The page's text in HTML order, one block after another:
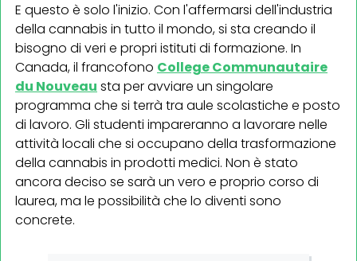
E questo è solo l'inizio. Con l'affermarsi dell'industria
della cannabis in tutto il mondo, si sta creando il
bisogno di veri e propri istituti di formazione. In
Canada, il francofono College Communautaire
du Nouveau sta per avviare un singolare
programma che si terrà tra aule scolastiche e posto
di lavoro. Gli studenti impareranno a lavorare nelle
attività locali che si occupano della trasformazione
della cannabis in prodotti medici. Non è stato
ancora deciso se sarà un vero e proprio corso di
laurea, ma le possibilità che lo diventi sono
concrete.